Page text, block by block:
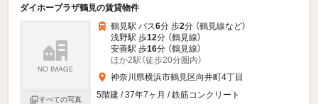
ダイホープラザ鶴見の賃貸物件
すべての写真
鶴見駅 バス6分 歩2分 （鶴見線など）
浅野駅 歩12分 （鶴見線）
安善駅 歩16分 （鶴見線）
ほか2駅（徒歩20分圏内）
神奈川県横浜市鶴見区向井町4丁目
5階建 / 37年7ヶ月 / 鉄筋コンクリート